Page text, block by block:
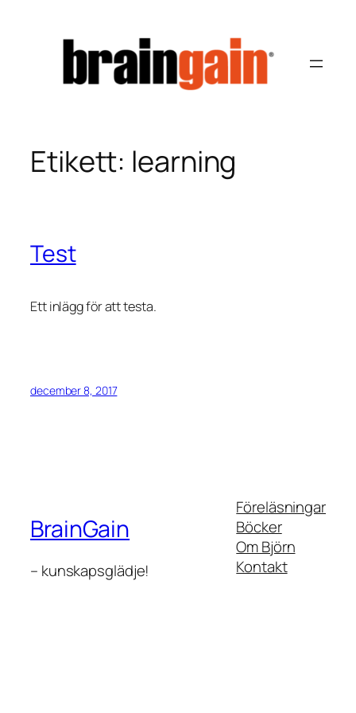
Etikett: learning
Test
Ett inlägg för att testa.
december 8, 2017
BrainGain
– kunskapsglädje!
Föreläsningar
Böcker
Om Björn
Kontakt